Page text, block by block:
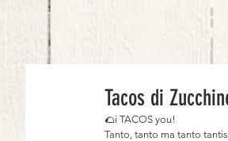
Tacos di
🌮i TACOS you!⠀
Tanto, tanto ma tanto